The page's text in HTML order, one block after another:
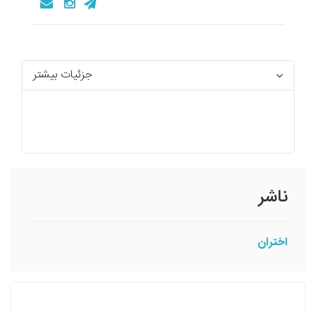
جزئیات بیشتر
ناشر
اختران